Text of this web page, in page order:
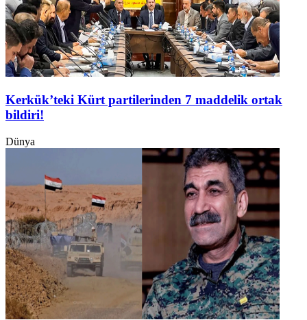
Kerkük’teki Kürt partilerinden 7 maddelik ortak
bildiri!
Dünya